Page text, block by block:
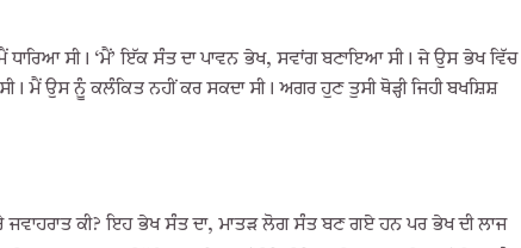
ਸੀ। ‘ਮੈਂ’ ਇੱਕ ਸੰਤ ਦਾ ਪਾਵਨ ਭੇਖ, ਸਵਾਂਗ ਬਣਾਇਆ ਸੀ। ਜੇ ਉਸ ਭੇਖ ਵਿੱਚ
ਮੈਂ ਉਸ ਨੂੰ ਕਲੰਕਿਤ ਨਹੀਂ ਕਰ ਸਕਦਾ ਸੀ। ਅਗਰ ਹੁਣ ਤੁਸੀ ਥੋੜ੍ਹੀ ਜਿਹੀ ਬਖਸ਼ਿਸ਼
ਜਵਾਹਰਾਤ ਕੀ? ਇਹ ਭੇਖ ਸੰਤ ਦਾ, ਮਾਤੜ ਲੋਗ ਸੰਤ ਬਣ ਗਏ ਹਨ ਪਰ ਭੇਖ ਦੀ ਲਾਜ